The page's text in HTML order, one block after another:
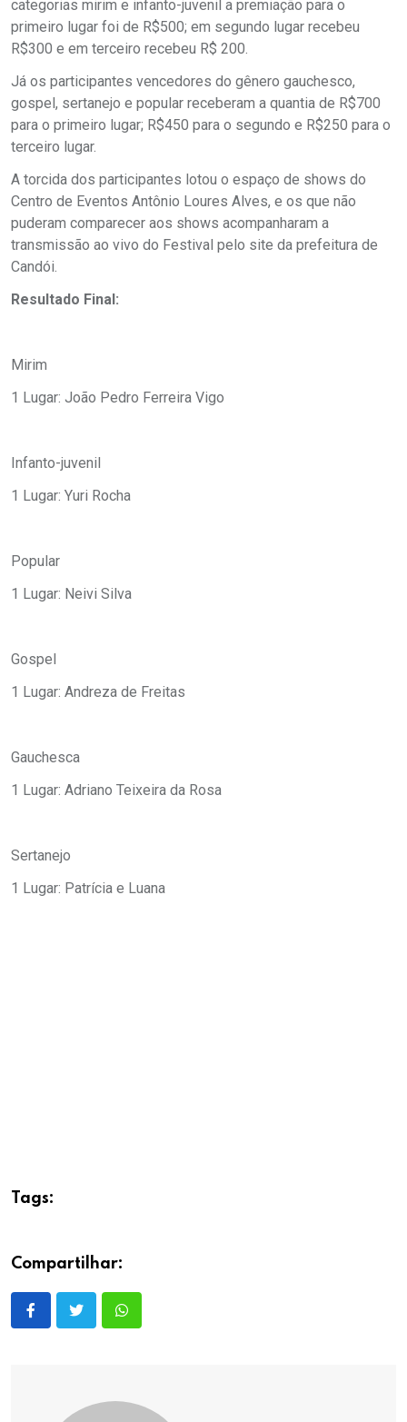
categorias mirim e infanto-juvenil a premiação para o
primeiro lugar foi de R$500; em segundo lugar recebeu
R$300 e em terceiro recebeu R$ 200.
Já os participantes vencedores do gênero gauchesco,
gospel, sertanejo e popular receberam a quantia de R$700
para o primeiro lugar; R$450 para o segundo e R$250 para o
terceiro lugar.
A torcida dos participantes lotou o espaço de shows do
Centro de Eventos Antônio Loures Alves, e os que não
puderam comparecer aos shows acompanharam a
transmissão ao vivo do Festival pelo site da prefeitura de
Candói.
Resultado Final:
Mirim
1 Lugar: João Pedro Ferreira Vigo
Infanto-juvenil
1 Lugar: Yuri Rocha
Popular
1 Lugar: Neivi Silva
Gospel
1 Lugar: Andreza de Freitas
Gauchesca
1 Lugar: Adriano Teixeira da Rosa
Sertanejo
1 Lugar: Patrícia e Luana
Tags:
Compartilhar: